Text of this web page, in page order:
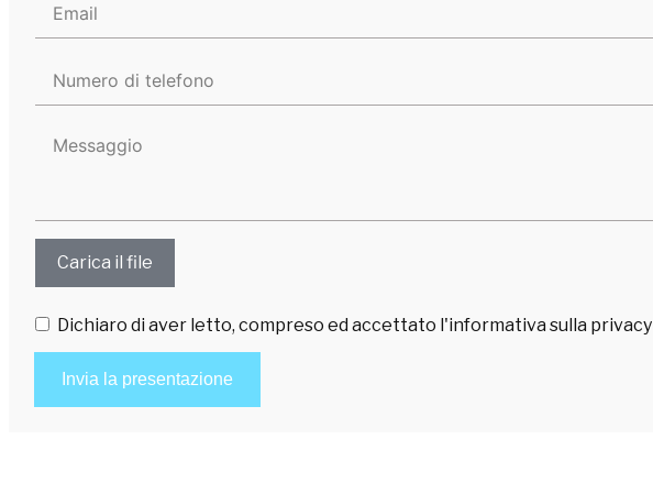
Carica il file
Dichiaro di aver letto, compreso ed accettato l'informativa sulla privacy
Invia la presentazione